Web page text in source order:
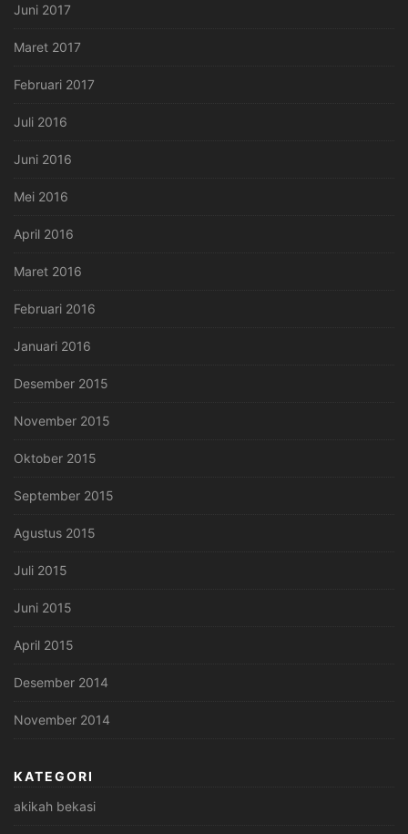
Juni 2017
Maret 2017
Februari 2017
Juli 2016
Juni 2016
Mei 2016
April 2016
Maret 2016
Februari 2016
Januari 2016
Desember 2015
November 2015
Oktober 2015
September 2015
Agustus 2015
Juli 2015
Juni 2015
April 2015
Desember 2014
November 2014
KATEGORI
akikah bekasi